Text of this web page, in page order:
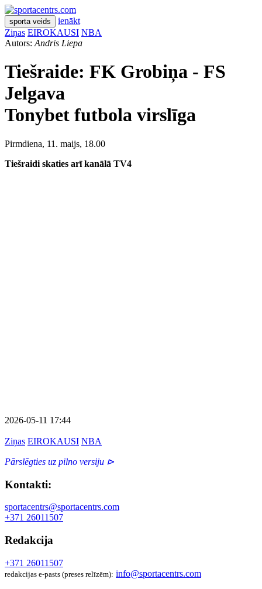
sporta veids
ienākt
Ziņas EIROKAUSI NBA
Autors: Andris Liepa
Tiešraide: FK Grobiņa - FS
Jelgava
Tonybet futbola virslīga
Pirmdiena, 11. maijs, 18.00
Tiešraidi skaties arī kanālā TV4
2026-05-11 17:44
Ziņas EIROKAUSI NBA
Pārslēgties uz pilno versiju ⊳
Kontakti:
sportacentrs@sportacentrs.com
+371 26011507
Redakcija
+371 26011507
redakcijas e-pasts (preses relīzēm): info@sportacentrs.com